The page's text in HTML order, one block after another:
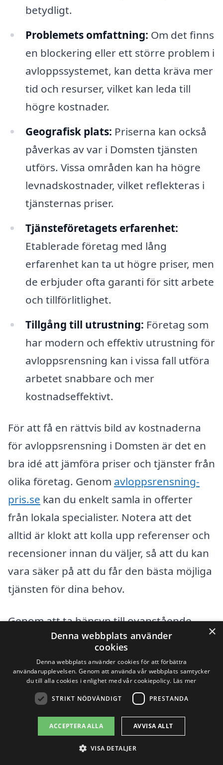
betydligt.
Problemets omfattning: Om det finns
en blockering eller ett större problem i
avloppssystemet, kan detta kräva mer
tid och resurser, vilket kan leda till
högre kostnader.
Geografisk plats: Priserna kan också
påverkas av var i Domsten tjänsten
utförs. Vissa områden kan ha högre
levnadskostnader, vilket reflekteras i
tjänsternas priser.
Tjänsteföretagets erfarenhet:
Etablerade företag med lång
erfarenhet kan ta ut högre priser, men
de erbjuder ofta garanti för sitt arbete
och tillförlitlighet.
Tillgång till utrustning: Företag som
har modern och effektiv utrustning för
avloppsrensning kan i vissa fall utföra
arbetet snabbare och mer
kostnadseffektivt.
För att få en rättvis bild av kostnaderna
för avloppsrensning i Domsten är det en
bra idé att jämföra priser och tjänster från
olika företag. Genom avloppsrensning-
pris.se kan du enkelt samla in offerter
från lokala specialister. Notera att det
alltid är klokt att kolla upp referenser och
recensioner innan du väljer, så att du kan
vara säker på att du får den bästa möjliga
tjänsten för dina behov.
Genom att ta hänsyn till ovanstående
faktorer, kan du bättre förstå vad som
påverkar prissättningen av
avloppsrensning och fatta ett välgrundat
beslut. Att investera i professionell
förebygga framtida problem och
säkerställa att ditt avloppssystem
×
Denna webbplats använder
cookies
Denna webbplats använder cookies för att förbättra
användarupplevelsen. Genom att använda vår webbplats samtycker
du till alla cookies i enlighet med vår cookiepolicy. Läs mer
STRIKT NÖDVÄNDIGT PRESTANDA
ACCEPTERA ALLA AVVISA ALLT
VISA DETALJER